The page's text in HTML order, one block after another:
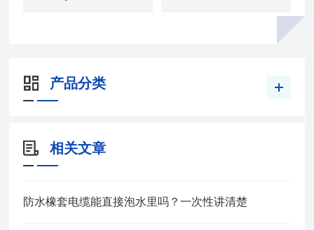
产品分类
相关文章
防水橡套电缆能直接泡水里吗？一次性讲清楚